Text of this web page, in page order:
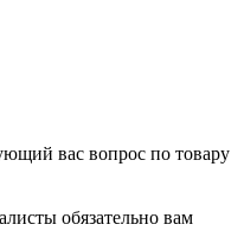
вас вопрос по товару
обязательно вам